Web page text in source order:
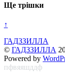
Ще трішки
↑
ГАДЗЗИЛЛА
© ГАДЗЗИЛЛА
Powered by
пфвяяшддф